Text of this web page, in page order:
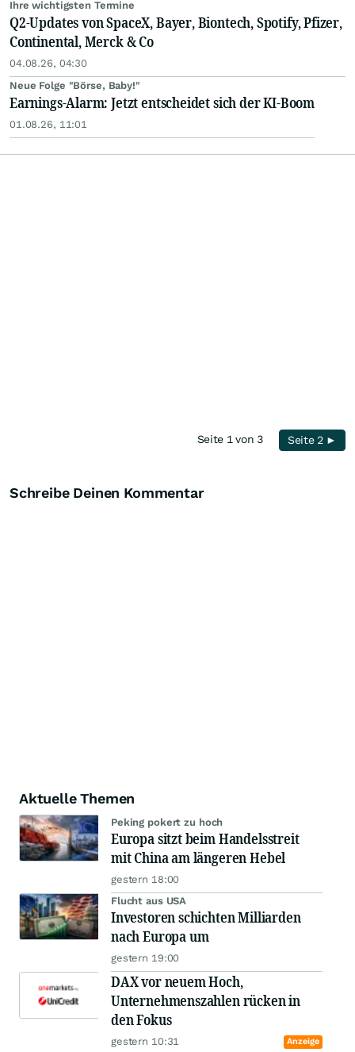
Ihre wichtigsten Termine
Q2-Updates von SpaceX, Bayer, Biontech, Spotify, Pfizer,
Continental, Merck & Co
04.08.26, 04:30
Neue Folge "Börse, Baby!"
Earnings-Alarm: Jetzt entscheidet sich der KI-Boom
01.08.26, 11:01
Seite 1 von 3 Seite 2 ►
Schreibe Deinen Kommentar
Aktuelle Themen
Peking pokert zu hoch
Europa sitzt beim Handelsstreit
mit China am längeren Hebel
gestern 18:00
Flucht aus USA
Investoren schichten Milliarden
nach Europa um
gestern 19:00
DAX vor neuem Hoch,
Unternehmenszahlen rücken in
den Fokus
gestern 10:31 Anzeige